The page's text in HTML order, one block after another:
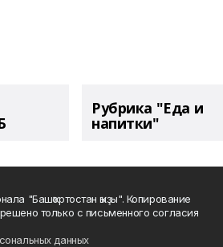
Рубрика "Еда и
напитки"
"Башҡортостан ҡыҙы". Копирование
только с письменного согласия
данных